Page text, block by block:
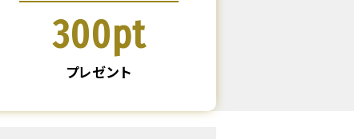
300pt
プレゼント